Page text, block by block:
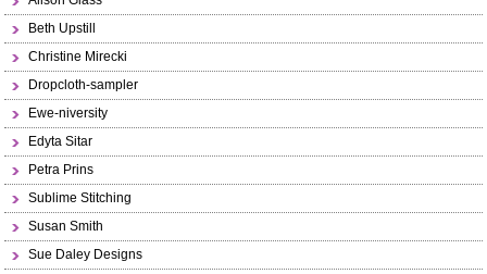
Beth Upstill
Christine Mirecki
Dropcloth-sampler
Ewe-niversity
Edyta Sitar
Petra Prins
Sublime Stitching
Susan Smith
Sue Daley Designs